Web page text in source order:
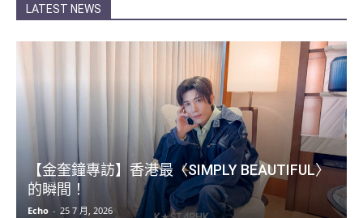
LATEST NEWS
【金奎鐘專訪】香港最〈SIMPLY BEAUTIFUL〉
的瞬間！
Echo - 25 7 月, 2026